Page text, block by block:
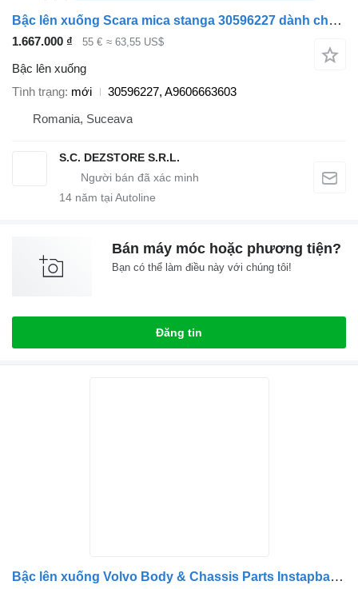
Bậc lên xuống Scara mica stanga 30596227 dành cho đầu kéo Mercedes-Benz ACTROS MP4
1.667.000 ₫ 55 € ≈ 63,55 US$
Bậc lên xuống
Tình trạng mới
30596227, A9606663603
Romania, Suceava
S.C. DEZSTORE S.R.L.
14 năm tại Autoline
Bán máy móc hoặc phương tiện?
Bạn có thể làm điều này với chúng tôi!
Đăng tin
Bậc lên xuống Volvo Body & Chassis Parts Instapbak Li 21520029 dành cho xe tải